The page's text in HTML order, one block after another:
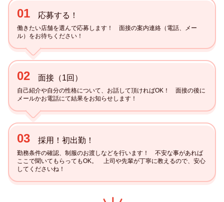
01 応募する！
働きたい店舗を選んで応募します！　面接の案内連絡（電話、メー
ル）をお待ちください！
02 面接（1回）
自己紹介や自分の性格について、お話して頂ければOK！　面接の後に
メールかお電話にて結果をお知らせします！
03 採用！初出勤！
勤務条件の確認、制服のお渡しなどを行います！　不安な事があれば
ここで聞いてもらってもOK。　上司や先輩が丁寧に教えるので、安心
してくださいね！